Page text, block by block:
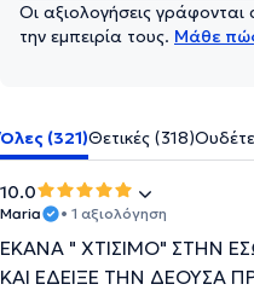
Οι αξιολογήσεις
την εμπειρία τους. Μάθε
Όλες (321)Θετικές (318)
10.0
Maria • 1 αξιολόγηση
ΕΚΑΝΑ " ΧΤΙΣΙΜΟ" ΣΤΗΝ
ΚΑΙ ΕΔΕΙΞΕ ΤΗΝ ΔΕΟΥΣΑ